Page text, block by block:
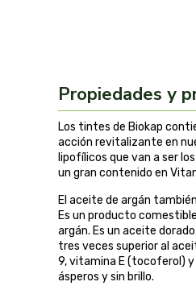
Propiedades y
Los tintes de Biokap
acción revitalizante en
lipofílicos que van a ser
un gran contenido en
El aceite de argán
Es un producto
argán. Es un aceite
tres veces superior al
9, vitamina E (tocoferol)
ásperos y sin brillo.